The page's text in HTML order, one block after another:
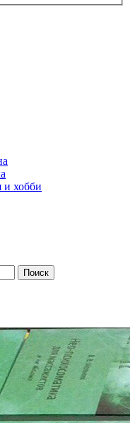
и хобби